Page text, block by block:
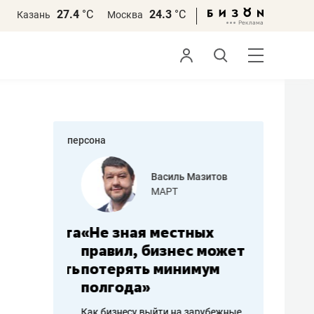
Казань 27.4 °С Москва 24.3 °С
персона
работа
Василь Мазитов
МАРТ
«Не зная местных
правил, бизнес может
потерять минимум
полгода»